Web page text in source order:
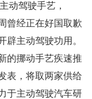
动驾驶手艺，
曾经正在好国取歉
辟主动驾驶功用。
的挪动手艺疾速推
表，将取两家供给
于主动驾驶汽车研